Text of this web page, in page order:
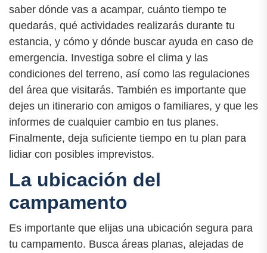
saber dónde vas a acampar, cuánto tiempo te
quedarás, qué actividades realizarás durante tu
estancia, y cómo y dónde buscar ayuda en caso de
emergencia. Investiga sobre el clima y las
condiciones del terreno, así como las regulaciones
del área que visitarás. También es importante que
dejes un itinerario con amigos o familiares, y que les
informes de cualquier cambio en tus planes.
Finalmente, deja suficiente tiempo en tu plan para
lidiar con posibles imprevistos.
La ubicación del
campamento
Es importante que elijas una ubicación segura para
tu campamento. Busca áreas planas, alejadas de